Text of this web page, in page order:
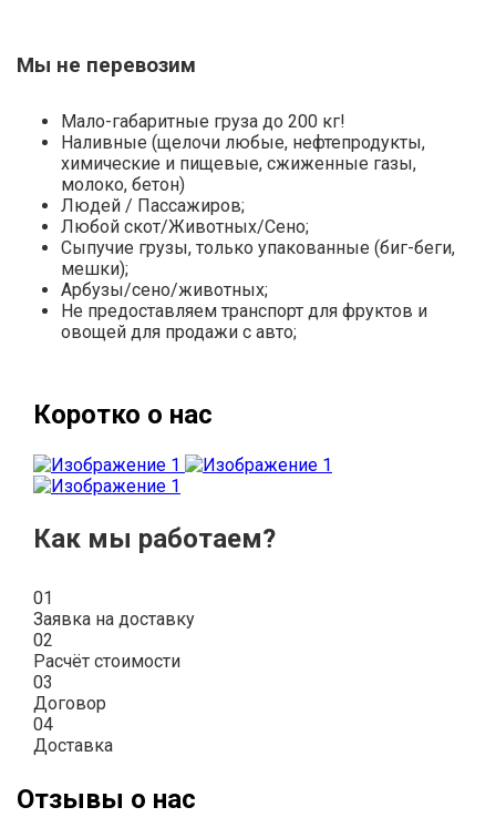
Мы не перевозим
Мало-габаритные груза до 200 кг!
Наливные (щелочи любые, нефтепродукты,
химические и пищевые, сжиженные газы,
молоко, бетон)
Людей / Пассажиров;
Любой скот/Животных/Сено;
Сыпучие грузы, только упакованные (биг-беги,
мешки);
Арбузы/сено/животных;
Не предоставляем транспорт для фруктов и
овощей для продажи с авто;
Коротко о нас
Как мы работаем?
01
Заявка на доставку
02
Расчёт стоимости
03
Договор
04
Доставка
Отзывы о нас